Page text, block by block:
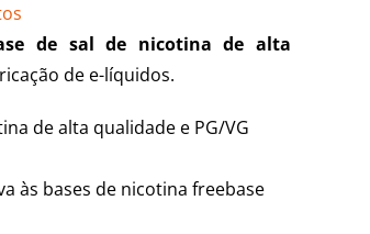
de sal de nicotina de alta
de e-líquidos.
de alta qualidade e PG/VG
às bases de nicotina freebase